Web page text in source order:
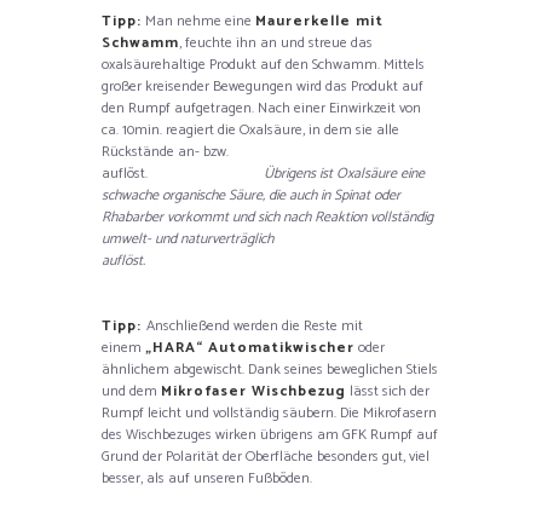
Tipp: Man nehme eine Maurerkelle mit
Schwamm, feuchte ihn an und streue das
oxalsäurehaltige Produkt auf den Schwamm. Mittels
großer kreisender Bewegungen wird das Produkt auf
den Rumpf aufgetragen. Nach einer Einwirkzeit von
ca. 10min. reagiert die Oxalsäure, in dem sie alle
Rückstände an- bzw.
auflöst. Übrigens ist Oxalsäure eine
schwache organische Säure, die auch in Spinat oder
Rhabarber vorkommt und sich nach Reaktion vollständig
umwelt- und naturverträglich
auflöst.
Tipp: Anschließend werden die Reste mit
einem „HARA“ Automatikwischer oder
ähnlichem abgewischt. Dank seines beweglichen Stiels
und dem Mikrofaser Wischbezug lässt sich der
Rumpf leicht und vollständig säubern. Die Mikrofasern
des Wischbezuges wirken übrigens am GFK Rumpf auf
Grund der Polarität der Oberfläche besonders gut, viel
besser, als auf unseren Fußböden.